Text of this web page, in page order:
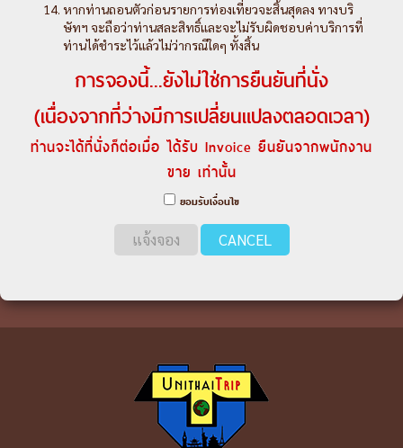
หากท่านถอนตัวก่อนรายการท่องเที่ยวจะสิ้นสุดลง ทางบริ
ษัทฯ จะถือว่าท่านสละสิทธิ์และจะไม่รับผิดชอบค่าบริการที่
ท่านได้ชำระไว้แล้วไม่ว่ากรณีใดๆ ทั้งสิ้น
การจองนี้...ยังไม่ใช่การยืนยันที่นั่ง
(เนื่องจากที่ว่างมีการเปลี่ยนแปลงตลอดเวลา)
ท่านจะได้ที่นั่งก็ต่อเมื่อ ได้รับ Invoice ยืนยันจากพนักงาน
ขาย เท่านั้น
ยอมรับเงื่อนไข
แจ้งจอง CANCEL